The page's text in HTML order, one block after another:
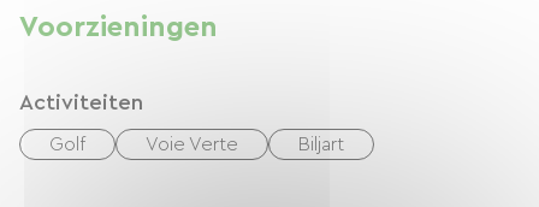
»(= 7 « juniors-suite » 3/4 pers.)
* salle de bains/douche, WC(séparé), sèche
cheveux, sèche serviettes,
Voorzieningen
Activiteiten
Golf Voie Verte Biljart